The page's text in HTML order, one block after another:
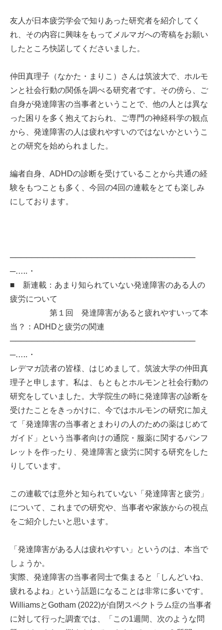
友人が日本疲労学会で知りあった研究者を紹介してく
れ、その内容に興味をもってメルマガへの寄稿をお願い
したところ快諾してくださいました。
仲田真理子（なかた・まりこ）さんは筑波大で、ホルモ
ンと社会行動の関係を調べる研究者です。その傍ら、ご
自身が発達障害の当事者ということで、他の人とは異な
った困りを多く抱えておられ、ご専門の神経科学の観点
から、発達障害の人は疲れやすいのではないかというこ
との研究を始められました。
編者自身、ADHDの診断を受けていることから共通の経
験をもつことも多く、今回の4回の連載をとても楽しみ
にしております。
──────────────────────────────────
─…‥・
■ 新連載：あまり知られていない発達障害のある人の
疲労について
第１回 発達障害があると疲れやすいって本
当？：ADHDと疲労の関連
──────────────────────────────────
─…‥・
レデマガ読者の皆様、はじめまして。筑波大学の仲田真
理子と申します。私は、もともとホルモンと社会行動の
研究をしていました。大学院生の時に発達障害の診断を
受けたことをきっかけに、今ではホルモンの研究に加え
て「発達障害の当事者とまわりの人のための薬はじめて
ガイド」という当事者向けの通院・服薬に関するパンフ
レットを作ったり、発達障害と疲労に関する研究をした
りしています。
この連載では意外と知られていない「発達障害と疲労」
について、これまでの研究や、当事者や家族からの視点
をご紹介したいと思います。
「発達障害がある人は疲れやすい」というのは、本当で
しょうか。
実際、発達障害の当事者同士で集まると「しんどいね、
疲れるよね」という話題になることは非常に多いです。
WilliamsとGotham (2022)が自閉スペクトラム症の当事者
に対して行った調査では、「この1週間、次のような問